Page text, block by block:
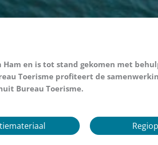
en is tot stand gekomen met
Toerisme profiteert de
Bureau Toerisme.